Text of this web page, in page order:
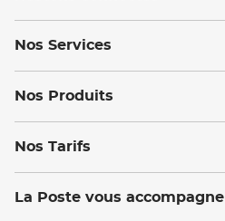
Nos Services
Nos Produits
Nos Tarifs
La Poste vous accompagne